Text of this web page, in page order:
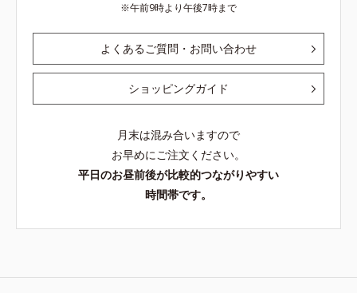
午前9時より午後7時まで
よくあるご質問・お問い合わせ
ショッピングガイド
月末は混み合いますので
お早めにご注文ください。
平日のお昼前後が比較的つながりやすい
時間帯です。